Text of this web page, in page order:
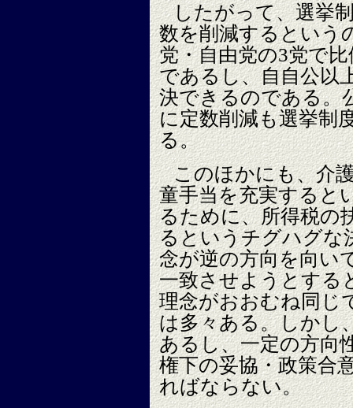
したがって、選挙
数を削減するという
党・自由党の3党で
であるし、自自公以
決できるのである。
に定数削減も選挙制
る。
このほかにも、介
童手当を充実すると
るために、所得税の
るというチグハグな
念が逆の方向を向い
一致させようとする
理念がおおむね同じ
は多々ある。しかし
あるし、一定の方向
権下の妥協・政策合
ればならない。